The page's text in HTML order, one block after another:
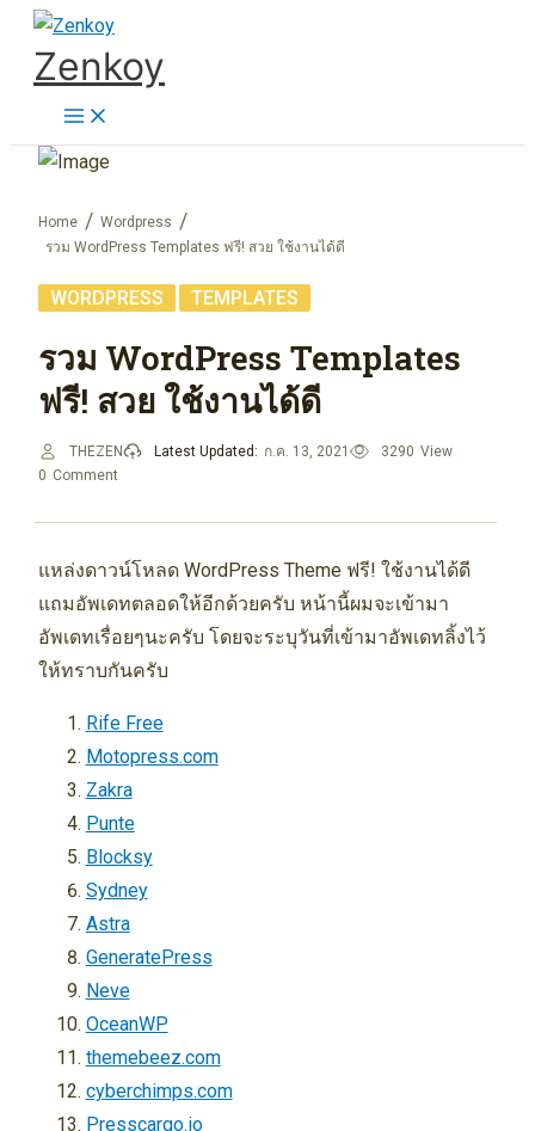
Skip
content
Zenkoy
Home
Wordpress
รวม WordPress Templates ฟรี! สวย ใช้งานได้ดี
WORDPRESS TEMPLATES
รวม WordPress Templates
ฟรี! สวย ใช้งานได้ดี
THEZEN Latest Updated: ก.ค. 13, 2021 3290 View
0 Comment
แหล่งดาวน์โหลด WordPress Theme ฟรี! ใช้งานได้ดี
แถมอัพเดทตลอดให้อีกด้วยครับ หน้านี้ผมจะเข้ามา
อัพเดทเรื่อยๆนะครับ โดยจะระบุวันที่เข้ามาอัพเดทลิ้งไว้
ให้ทราบกันครับ
Rife Free
Motopress.com
Zakra
Punte
Blocksy
Sydney
Astra
GeneratePress
Neve
OceanWP
themebeez.com
cyberchimps.com
Presscargo.io